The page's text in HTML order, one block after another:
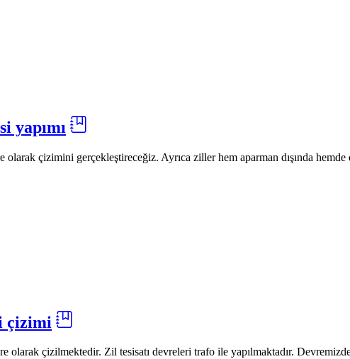
yapımı
olarak çizimini gerçekleştireceğiz. Ayrıca ziller hem aparman dışında
çizimi
olarak çizilmektedir. Zil tesisatı devreleri trafo ile yapılmaktadır.